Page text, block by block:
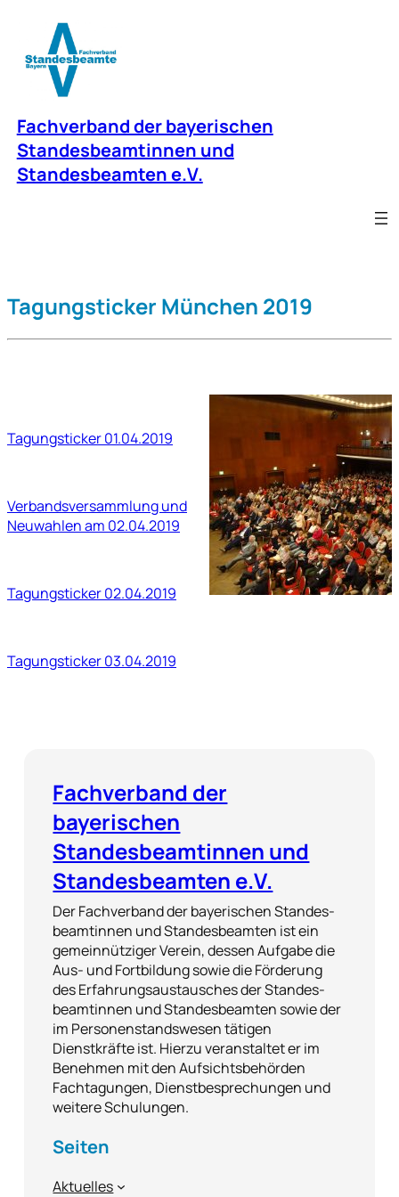
springen
Fachverband der bayerischen
Standesbeamtinnen und
Standesbeamten e.V.
Tagungsticker München 2019
Tagungsticker 01.04.2019
Verbandsversammlung und
Neuwahlen am 02.04.2019
Tagungsticker 02.04.2019
Tagungsticker 03.04.2019
Fachverband der
bayerischen
Standesbeamtinnen und
Standesbeamten e.V.
Der Fachverband der bayerischen Standes-
beamtinnen und Standesbeamten ist ein
gemeinnütziger Verein, dessen Aufgabe die
Aus- und Fortbildung sowie die Förderung
des Erfahrungsaustausches der Standes-
beamtinnen und Standesbeamten sowie der
im Personenstandswesen tätigen
Dienstkräfte ist. Hierzu veranstaltet er im
Benehmen mit den Aufsichtsbehörden
Fachtagungen, Dienstbesprechungen und
weitere Schulungen.
Seiten
Aktuelles